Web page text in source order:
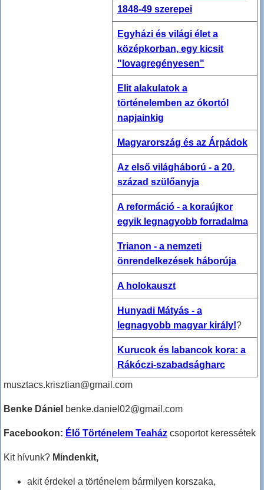
1848-49 szerepei
Egyházi és világi élet a
középkorban, egy kicsit
"lovagregényesen"
Elit alakulatok a
történelemben az ókortól
napjainkig
Magyarország és az Árpádok
Az első világháború - a 20.
század szülőanyja
A reformáció - a koraújkor
egyik legnagyobb forradalma
Trianon - a nemzeti
önrendelkezések háborúja
A holokauszt
Hunyadi Mátyás - a
legnagyobb magyar király!?
Kurucok és labancok kora: a
Rákóczi-szabadságharc
musztacs.krisztian@gmail.com
Benke Dániel benke.daniel02@gmail.com
Facebookon: Élő Történelem Teaház csoportot keressétek
Kit hívunk? Mindenkit,
akit érdekel a történelem bármilyen korszaka,